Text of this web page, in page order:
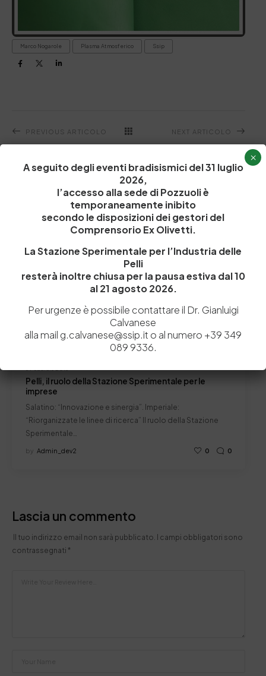
Marco Nogarole Plasma Atmosferico Ssip
PREVIOUS ARTICOLO NEXT ARTICOLO
Related Posts
Pelli, il ruolo della Stazione Sperimentale per le
imprese
Salatino: “Innovazione e sinergia”. Imperiale:
“Riorganizzate le linee di ricerca” Il ruolo della Stazione
Sperimentale…
by Admin_dev2 0 0
Lascia un commento
Il tuo indirizzo email non sarà pubblicato. I campi obbligatori sono
contrassegnati *
A seguito degli eventi bradisismici del 31 luglio
2026,
l’accesso alla sede di Pozzuoli è
temporaneamente inibito
secondo le disposizioni dei gestori del
Comprensorio Ex Olivetti.
La Stazione Sperimentale per l’Industria delle
Pelli
resterà inoltre chiusa per la pausa estiva dal 10
al 21 agosto 2026.
Per urgenze è possibile contattare il Dr. Gianluigi
Calvanese
alla mail g.calvanese@ssip.it o al numero +39 349
089 9336.
×